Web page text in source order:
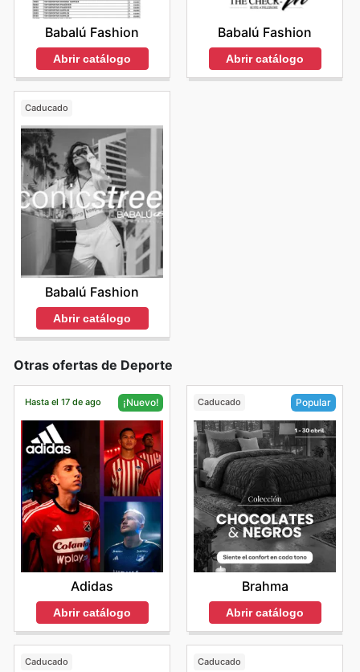
Babalú Fashion
Abrir catálogo
Babalú Fashion
Abrir catálogo
Caducado
Babalú Fashion
Abrir catálogo
Otras ofertas de Deporte
Hasta el 17 de ago ¡Nuevo!
Adidas
Abrir catálogo
Caducado Popular
Brahma
Abrir catálogo
Caducado Caducado